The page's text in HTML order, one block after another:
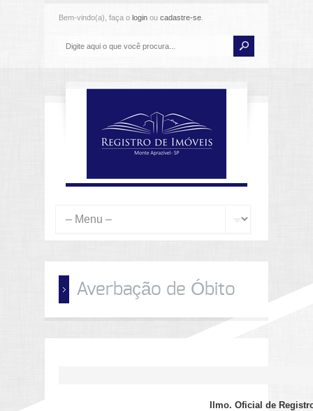
Bem-vindo(a), faça o login ou cadastre-se
Averbação de Óbito
Ilmo. Oficial de